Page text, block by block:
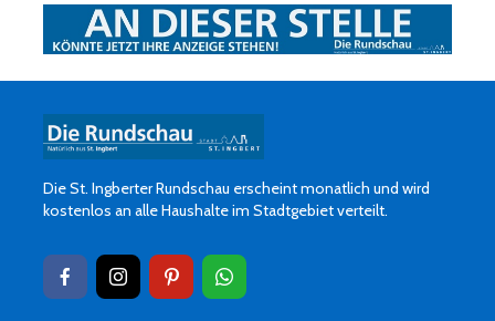
Die St. Ingberter Rundschau erscheint monatlich und wird
kostenlos an alle Haushalte im Stadtgebiet verteilt.